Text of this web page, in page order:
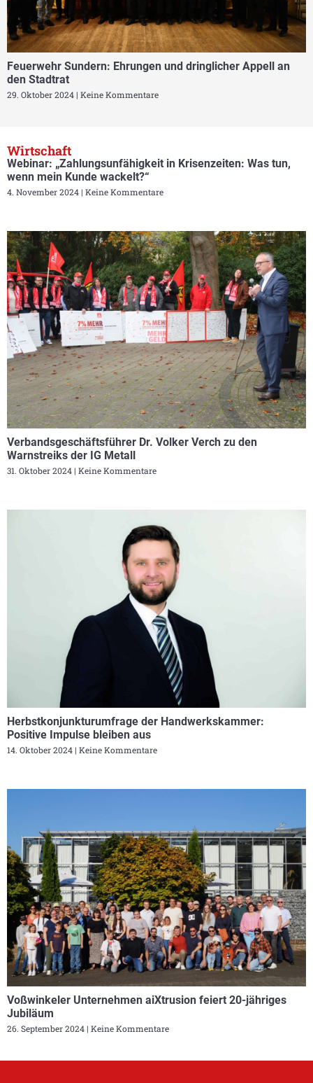
Feuerwehr Sundern: Ehrungen und dringlicher Appell an
den Stadtrat
29. Oktober 2024 Keine Kommentare
Wirtschaft
Webinar: „Zahlungsunfähigkeit in Krisenzeiten: Was tun,
wenn mein Kunde wackelt?“
4. November 2024 Keine Kommentare
Verbandsgeschäftsführer Dr. Volker Verch zu den
Warnstreiks der IG Metall
31. Oktober 2024 Keine Kommentare
Herbstkonjunkturumfrage der Handwerkskammer:
Positive Impulse bleiben aus
14. Oktober 2024 Keine Kommentare
Voßwinkeler Unternehmen aiXtrusion feiert 20-jähriges
Jubiläum
26. September 2024 Keine Kommentare